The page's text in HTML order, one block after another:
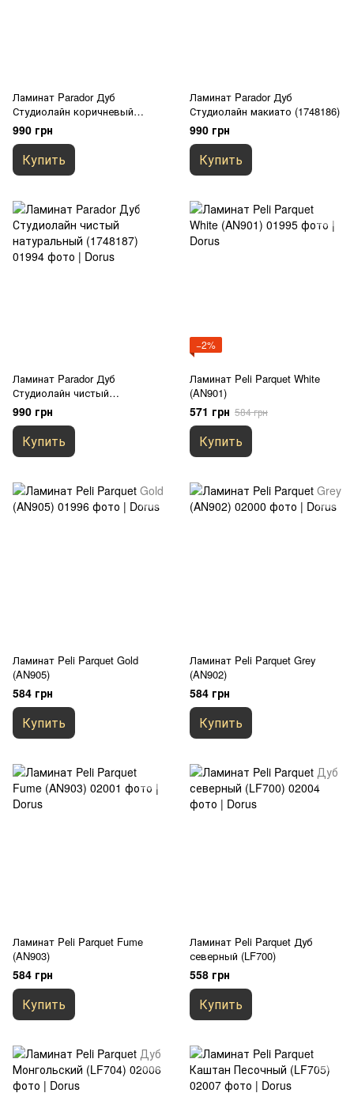
Ламинат Parador Дуб
Студиолайн коричневый
(1748185)
990 грн
Купить
Ламинат Parador Дуб
Студиолайн макиато (1748186)
990 грн
Купить
Ламинат Parador Дуб
Студиолайн чистый
натуральный (1748187)
990 грн
Купить
−2%
Ламинат Peli Parquet White
(AN901)
571 грн 584 грн
Купить
Ламинат Peli Parquet Gold
(AN905)
584 грн
Купить
Ламинат Peli Parquet Grey
(AN902)
584 грн
Купить
Ламинат Peli Parquet Fume
(AN903)
584 грн
Купить
Ламинат Peli Parquet Дуб
северный (LF700)
558 грн
Купить